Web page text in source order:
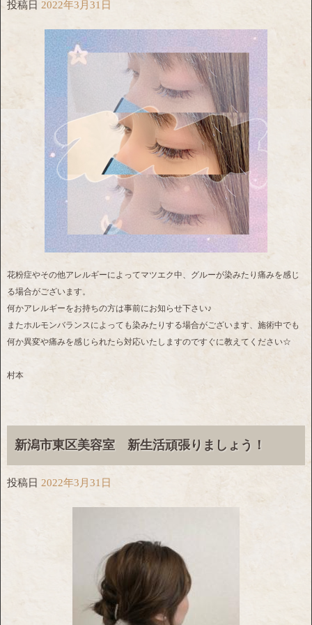
投稿日 2022年3月31日
花粉症やその他アレルギーによってマツエク中、グルーが染みたり痛みを感じ
る場合がございます。
何かアレルギーをお持ちの方は事前にお知らせ下さい♪
またホルモンバランスによっても染みたりする場合がございます、施術中でも
何か異変や痛みを感じられたら対応いたしますのですぐに教えてください☆
村本
新潟市東区美容室 新生活頑張りましょう！
投稿日 2022年3月31日